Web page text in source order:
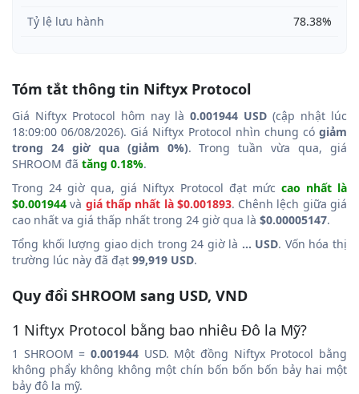
Tỷ lệ lưu hành
78.38%
Tóm tắt thông tin Niftyx Protocol
Giá Niftyx Protocol hôm nay là0.001944 USD (cập nhật lúc
18:09:00 06/08/2026). Giá Niftyx Protocol nhìn chung có giảm
trong 24 giờ qua (giảm 0%). Trong tuần vừa qua, giá
SHROOM đã tăng 0.18%.
Trong 24 giờ qua, giá Niftyx Protocol đạt mức cao nhất là
$0.001944 và giá thấp nhất là $0.001893. Chênh lệch giữa giá
cao nhất va giá thấp nhất trong 24 giờ qua là $0.00005147.
Tổng khối lượng giao dịch trong 24 giờ là ... USD. Vốn hóa thị
trường lúc này đã đạt 99,919 USD.
Quy đổi SHROOM sang USD, VND
1 Niftyx Protocol bằng bao nhiêu Đô la Mỹ?
1 SHROOM = 0.001944 USD. Một đồng Niftyx Protocol bằng
không phẩy không không một chín bốn bốn bốn bảy hai một
bảy đô la mỹ.